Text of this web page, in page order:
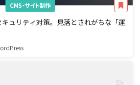
CMS・サイト制作
ュリティ対策。見落とされがちな「運